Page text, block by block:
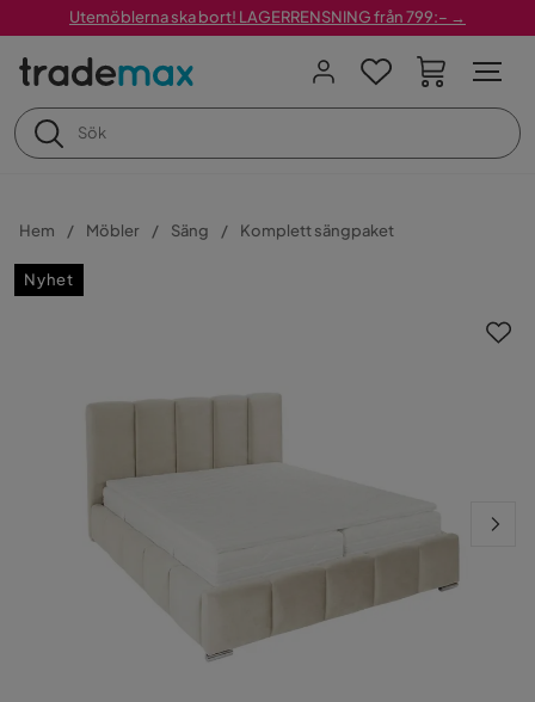
Utemöblerna ska bort! LAGERRENSNING från 799:– →
Hem Möbler Säng Komplett sängpaket
Nyhet